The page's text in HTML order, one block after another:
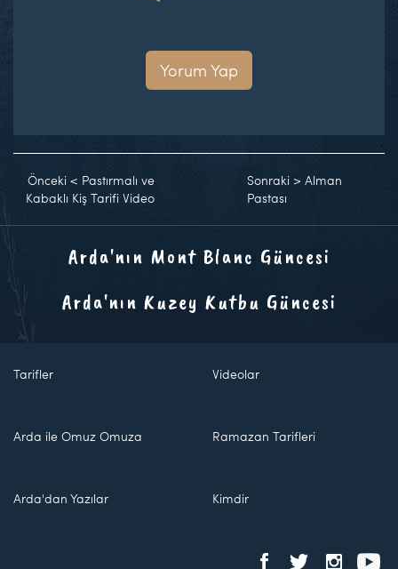
Yorum Yap
Önceki < Pastırmalı ve
Kabaklı Kiş Tarifi Video
Sonraki >Alman
Pastası
Arda'nın Mont Blanc Güncesi
Arda'nın Kuzey Kutbu Güncesi
Tarifler Videolar
Arda ile Omuz Omuza Ramazan Tarifleri
Arda'dan Yazılar Kimdir